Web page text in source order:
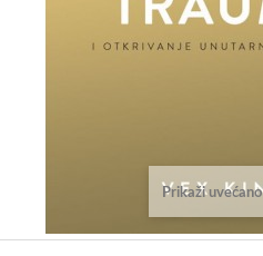
Prikaži uvećano